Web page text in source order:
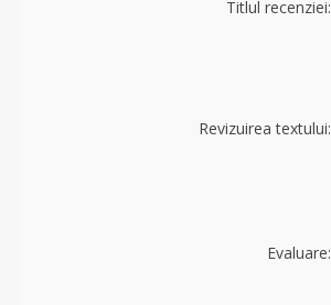
Titlul recenziei:
Revizuirea textului:
Evaluare: